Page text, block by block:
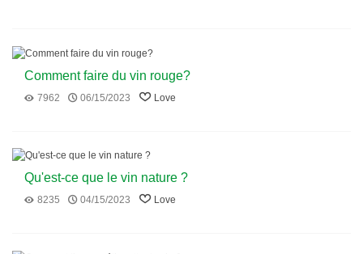
Comment faire du vin rouge?
7962 06/15/2023 Love
Qu'est-ce que le vin nature ?
8235 04/15/2023 Love